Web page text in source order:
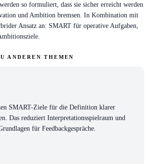
so formuliert, dass sie sicher erreicht werden
und Ambition bremsen. In Kombination mit
Ansatz an: SMART für operative Aufgaben,
ANDEREN THEMEN
SMART-Ziele für die Definition klarer
Das reduziert Interpretationsspielraum und
für Feedbackgespräche.